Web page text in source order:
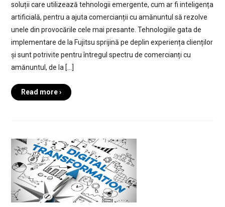
soluții care utilizează tehnologii emergente, cum ar fi inteligența
artificială, pentru a ajuta comercianții cu amănuntul să rezolve
unele din provocările cele mai presante. Tehnologiile gata de
implementare de la Fujitsu sprijină pe deplin experiența clienților
și sunt potrivite pentru întregul spectru de comercianți cu
amănuntul, de la […]
Read more ›